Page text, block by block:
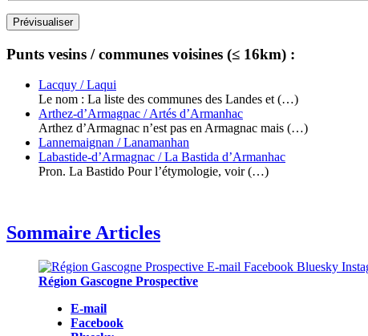
Punts vesins / communes voisines (≤ 16km) :
Lacquy / Laqui
Le nom : La liste des communes des Landes et (…)
Arthez-d’Armagnac / Artés d’Armanhac
Arthez d’Armagnac n’est pas en Armagnac mais (…)
Lannemaignan / Lanamanhan
Labastide-d’Armagnac / La Bastida d’Armanhac
Pron. La Bastido Pour l’étymologie, voir (…)
Sommaire Articles
Région Gascogne Prospective
E-mail
Facebook